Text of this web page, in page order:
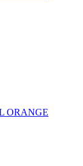
ORANGE